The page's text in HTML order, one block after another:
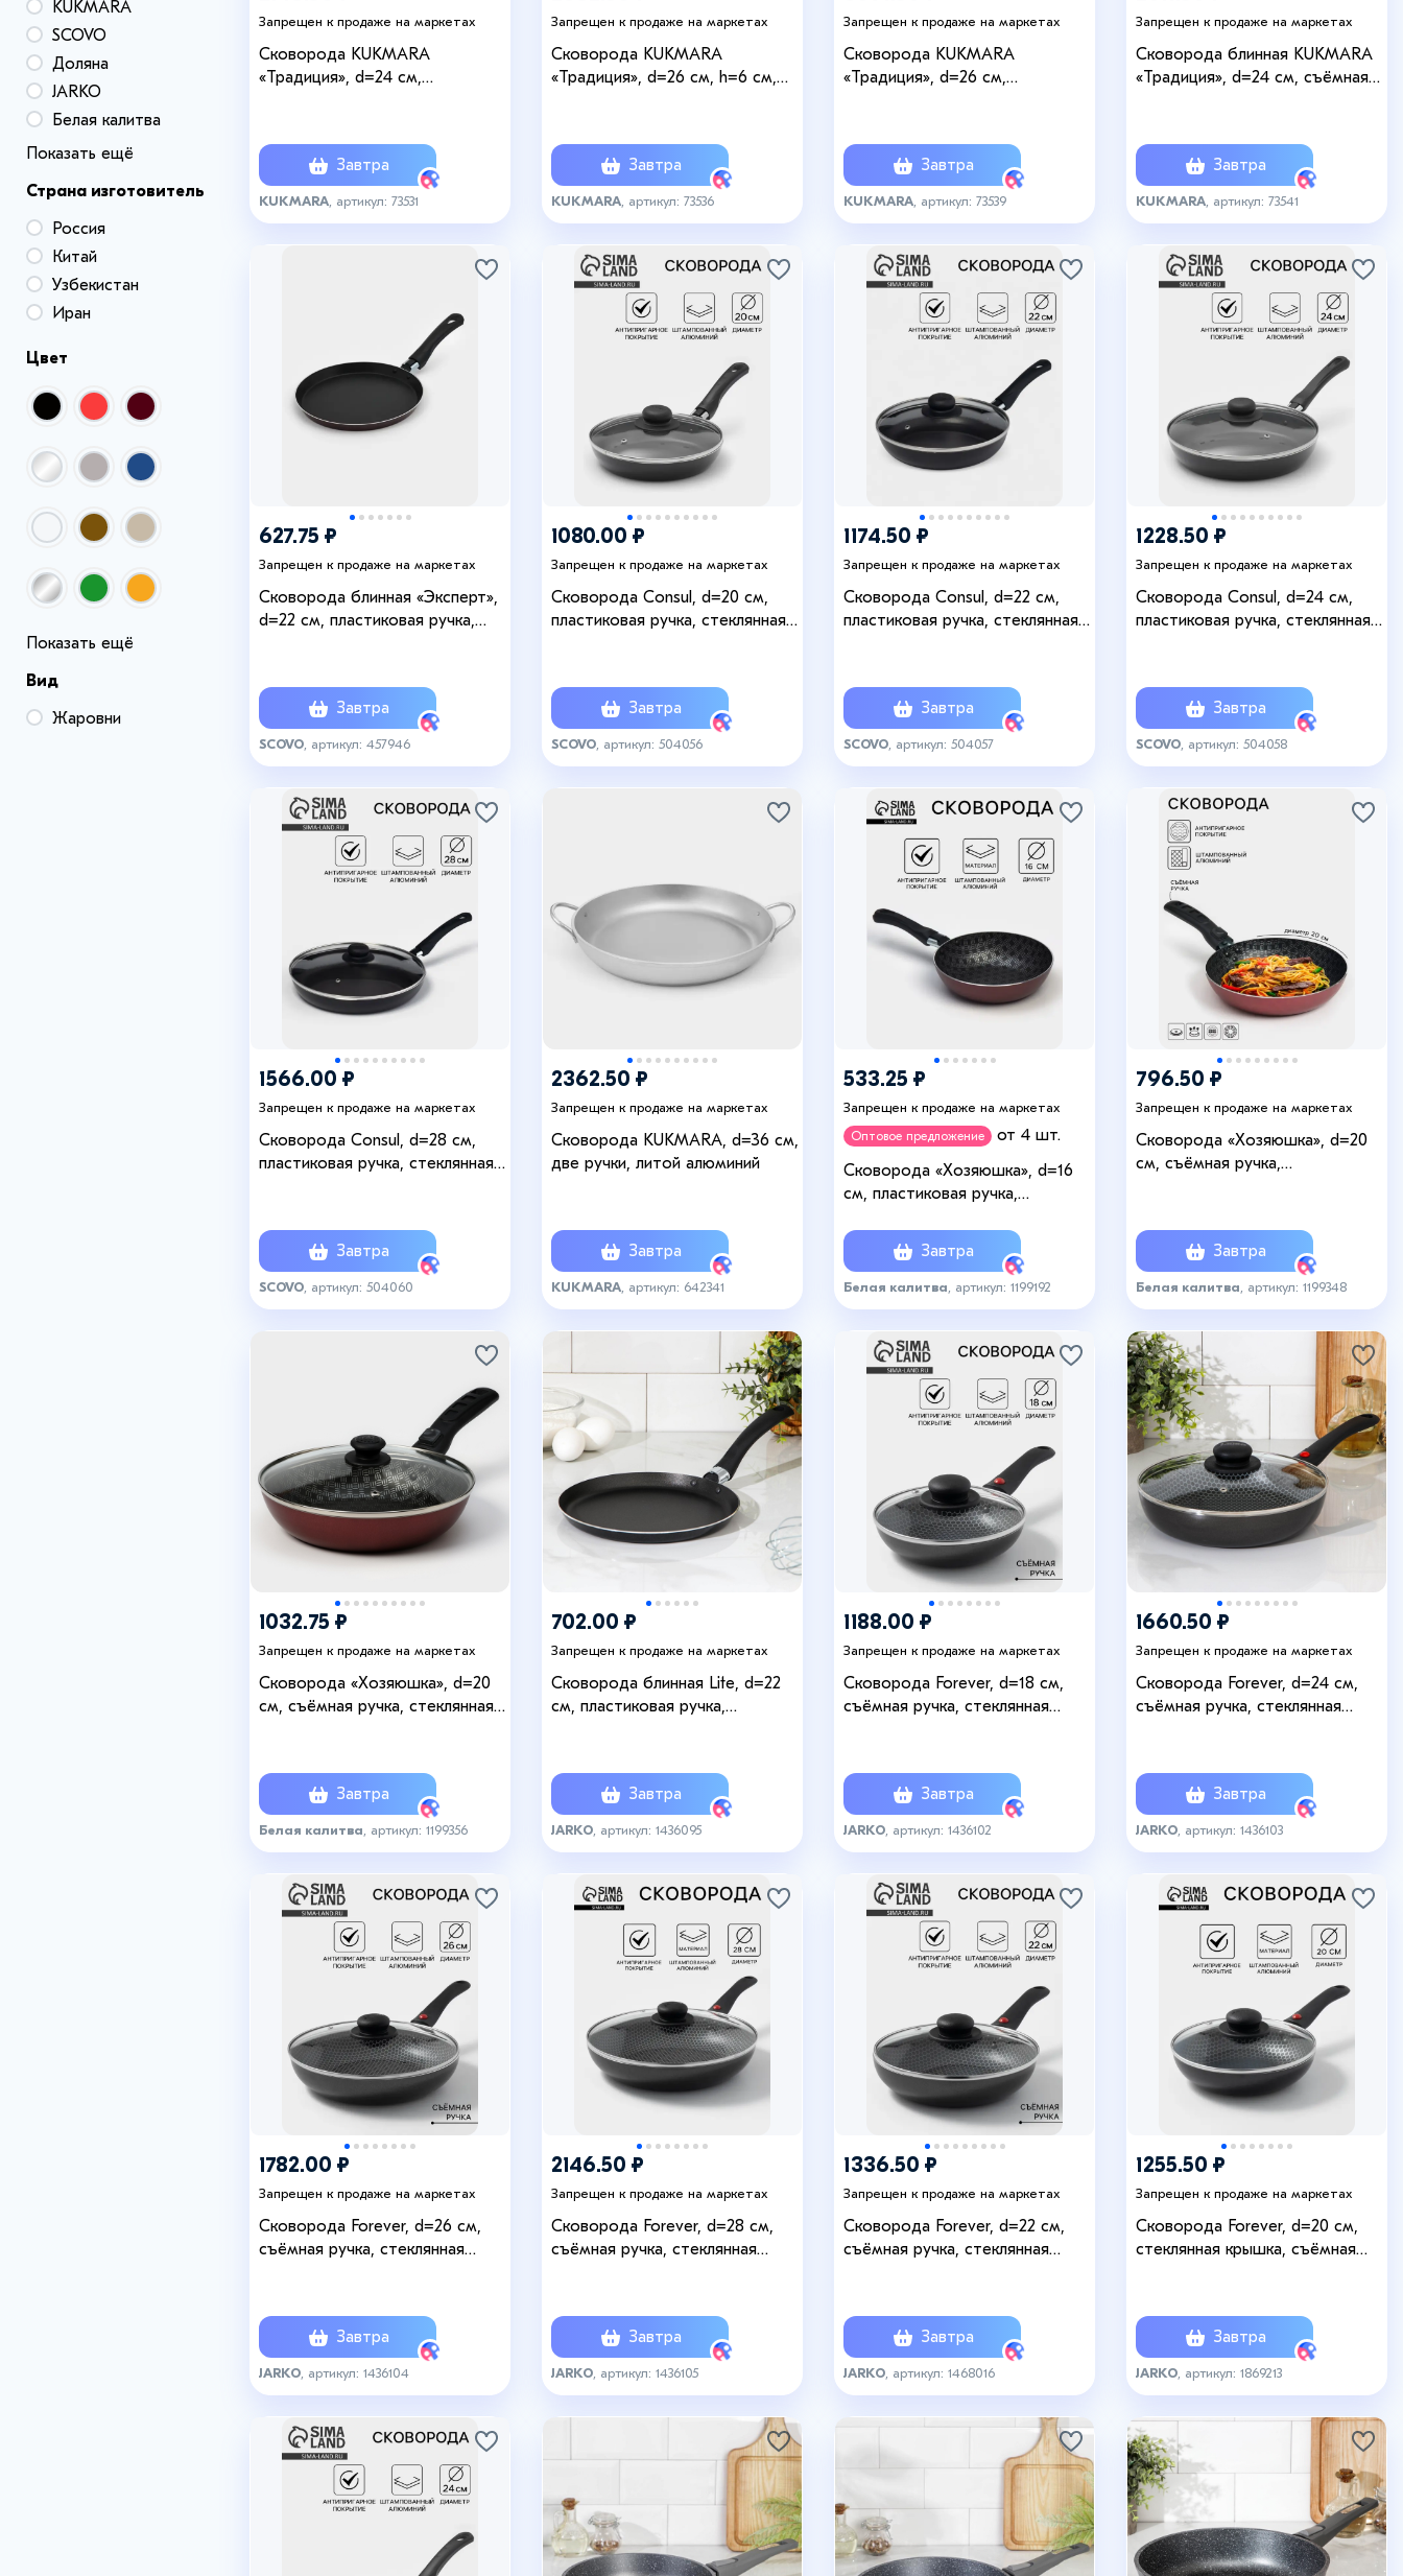
KUKMARA
SCOVO
Доляна
JARKO
Белая калитва
Показать ещё
Страна изготовитель
Россия
Китай
Узбекистан
Иран
Цвет
Показать ещё
Вид
Жаровни
Запрещен к продаже на маркетах
Сковорода KUKMARA
«Традиция», d=24 см,
алюминий, чёрная
Завтра
KUKMARA , артикул: 73531
Запрещен к продаже на маркетах
Сковорода KUKMARA
«Традиция», d=26 см, h=6 см,
алюминий, чёрная
Завтра
KUKMARA , артикул: 73536
Запрещен к продаже на маркетах
Сковорода KUKMARA
«Традиция», d=26 см,
алюминий, чёрная
Завтра
KUKMARA , артикул: 73539
Запрещен к продаже на маркетах
Сковорода блинная KUKMARA
«Традиция», d=24 см, съёмная
Завтра
KUKMARA , артикул: 73541
627.75 ₽
Запрещен к продаже на маркетах
Сковорода блинная «Эксперт»,
d=22 см, пластиковая ручка,
Завтра
SCOVO , артикул: 457946
+1
1080.00 ₽
Запрещен к продаже на маркетах
Сковорода Consul, d=20 см,
пластиковая ручка, стеклянная
Завтра
SCOVO , артикул: 504056
+2
1174.50 ₽
Запрещен к продаже на маркетах
Сковорода Consul, d=22 см,
пластиковая ручка, стеклянная
Завтра
SCOVO , артикул: 504057
+4
1228.50 ₽
Запрещен к продаже на маркетах
Сковорода Consul, d=24 см,
пластиковая ручка, стеклянная
Завтра
SCOVO , артикул: 504058
1566.00 ₽
Запрещен к продаже на маркетах
Сковорода Consul, d=28 см,
пластиковая ручка, стеклянная
Завтра
SCOVO , артикул: 504060
2362.50 ₽
Запрещен к продаже на маркетах
Сковорода KUKMARA, d=36 см,
две ручки, литой алюминий
Завтра
KUKMARA , артикул: 642341
533.25 ₽
Запрещен к продаже на маркетах
Оптовое предложение
от 4 шт.
Сковорода «Хозяюшка», d=16
см, пластиковая ручка,
алюминий, бордовая
Завтра
Белая калитва , артикул: 1199192
796.50 ₽
Запрещен к продаже на маркетах
Сковорода «Хозяюшка», d=20
см, съёмная ручка,
Завтра
Белая калитва , артикул: 1199348
1032.75 ₽
Запрещен к продаже на маркетах
Сковорода «Хозяюшка», d=20
см, съёмная ручка, стеклянная
Завтра
Белая калитва , артикул: 1199356
702.00 ₽
Запрещен к продаже на маркетах
Сковорода блинная Lite, d=22
см, пластиковая ручка,
Завтра
JARKO , артикул: 1436095
1188.00 ₽
Запрещен к продаже на маркетах
Сковорода Forever, d=18 см,
съёмная ручка, стеклянная
Завтра
JARKO , артикул: 1436102
1660.50 ₽
Запрещен к продаже на маркетах
Cковорода Forever, d=24 см,
съёмная ручка, стеклянная
Завтра
JARKO , артикул: 1436103
1782.00 ₽
Запрещен к продаже на маркетах
Сковорода Forever, d=26 см,
съёмная ручка, стеклянная
Завтра
JARKO , артикул: 1436104
2146.50 ₽
Запрещен к продаже на маркетах
Сковорода Forever, d=28 см,
съёмная ручка, стеклянная
серая
Завтра
JARKO , артикул: 1436105
1336.50 ₽
Запрещен к продаже на маркетах
Сковорода Forever, d=22 см,
съёмная ручка, стеклянная
Завтра
JARKO , артикул: 1468016
1255.50 ₽
Запрещен к продаже на маркетах
Сковорода Forever, d=20 см,
стеклянная крышка, съёмная
Завтра
JARKO , артикул: 1869213